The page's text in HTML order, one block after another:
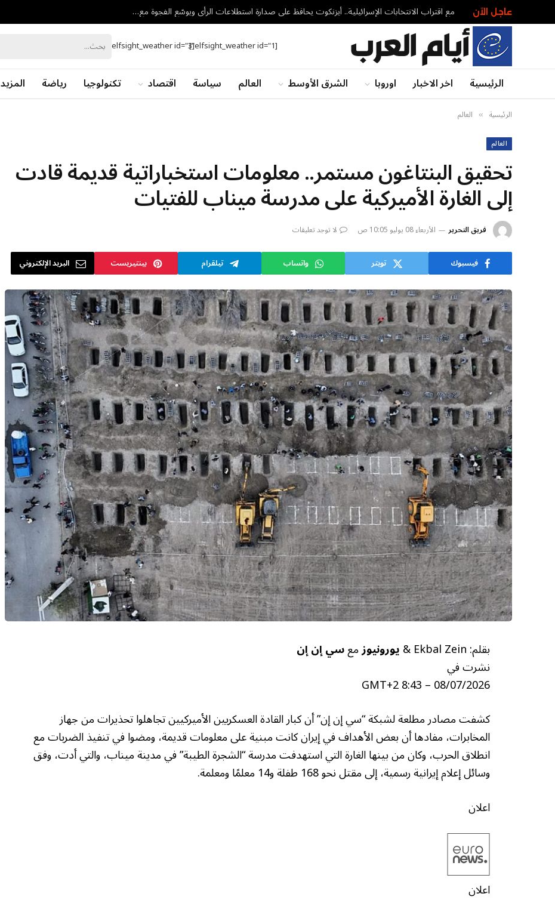
عاجل الآن مع اقتراب الانتخابات الإسرائيلية.. أيزنكوت يحافظ على صدارة استطلاعات الرأي ويوسّع الفجوة مع نتنياهو
[elfsight_weather id="1"]
[elfsight_weather id="3"]
الرئيسية اخر الاخبار اوروبا الشرق الأوسط العالم سياسة اقتصاد تكنولوجيا رياضة المزيد
الرئيسية » العالم
العالم
تحقيق البنتاغون مستمر.. معلومات استخباراتية قديمة قادت
إلى الغارة الأميركية على مدرسة ميناب للفتيات
فريق التحرير الأربعاء 08 يوليو 10:05 ص لا توجد تعليقات
فيسبوك تويتر واتساب تيلقرام بينتيريست البريد الإلكتروني
بقلم: Ekbal Zein & يورونيوزمعسي إن إن
نشرت في
08/07/2026 – 8:43 GMT+2
كشفت مصادر مطلعة لشبكة “سي إن إن” أن كبار القادة العسكريين الأميركيين تجاهلوا تحذيرات من جهاز
المخابرات، مفادها أن بعض الأهداف في إيران كانت مبنية على معلومات قديمة، ومضوا في تنفيذ الضربات مع
انطلاق الحرب، وكان من بينها الغارة التي استهدفت مدرسة “الشجرة الطيبة” في مدينة ميناب، والتي أدت، وفق
وسائل إعلام إيرانية رسمية، إلى مقتل نحو 168 طفلة و14 معلمًا ومعلمة.
اعلان
اعلان